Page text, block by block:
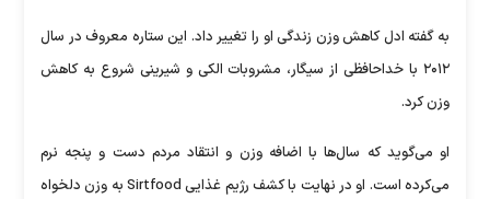
به گفته ادل کاهش وزن زندگی او را تغییر داد. این ستاره معروف در سال
۲۰۱۲ با خداحافظی از سیگار، مشروبات الکی و شیرینی شروع به کاهش
وزن کرد.
او می‌گوید که سال‌ها با اضافه وزن و انتقاد مردم دست و پنجه نرم
می‌کرده است. او در نهایت با کشف رژیم غذایی Sirtfood به وزن دلخواه